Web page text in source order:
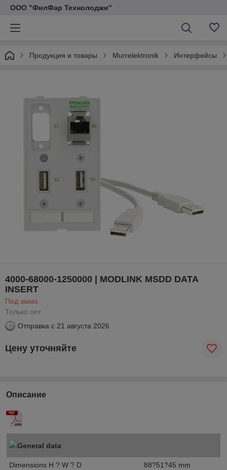
ООО "ФилФар Технолоджи"
Продукция и товары Murrelektronik Интерфейсы
4000-68000-1250000 | MODLINK MSDD DATA
INSERT
Под заказ
Только опт
Отправка с 21 августа 2026
Цену уточняйте
Описание
General data
Dimensions H ? W ? D 88?51?45 mm